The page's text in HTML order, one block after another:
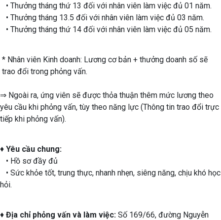
• Thưởng tháng thứ 13 đối với nhân viên làm việc đủ 01 năm.
• Thưởng tháng 13.5 đối với nhân viên làm việc đủ 03 năm.
• Thưởng tháng thứ 14 đối với nhân viên làm việc đủ 05 năm.
* Nhân viên Kinh doanh: Lương cơ bản + thưởng doanh số sẽ
trao đổi trong phỏng vấn.
⇒ Ngoài ra, ứng viên sẽ được thỏa thuận thêm mức lương theo
yêu cầu khi phỏng vấn, tùy theo năng lực (Thông tin trao đổi trực
tiếp khi phỏng vấn).
♦ Yêu cầu chung:
• Hồ sơ đầy đủ
• Sức khỏe tốt, trung thực, nhanh nhẹn, siêng năng, chịu khó học
hỏi.
♦ Địa chỉ phỏng vấn và làm việc: Số 169/66, đường Nguyễn